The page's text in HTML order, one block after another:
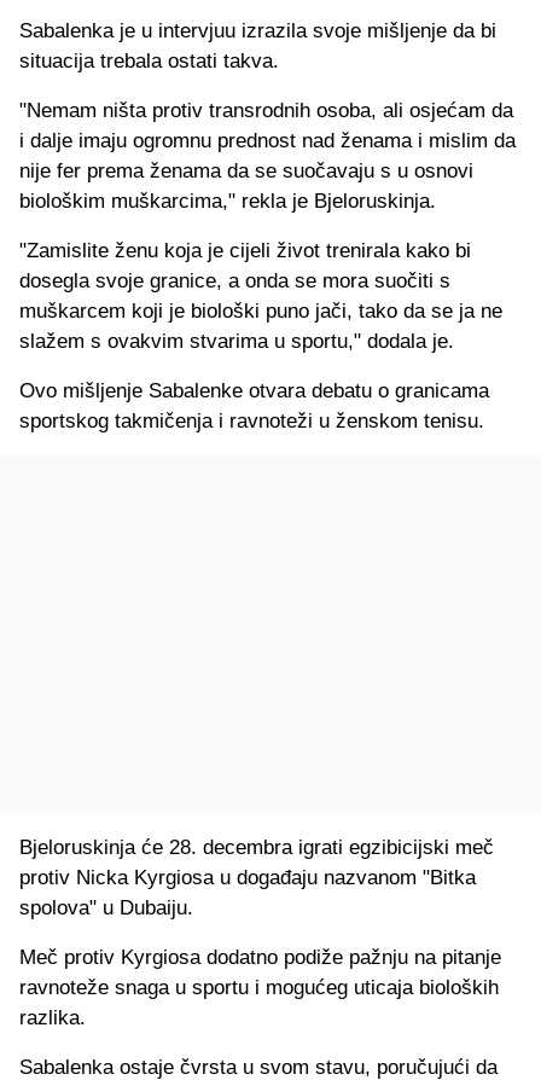
Sabalenka je u intervjuu izrazila svoje mišljenje da bi
situacija trebala ostati takva.
"Nemam ništa protiv transrodnih osoba, ali osjećam da
i dalje imaju ogromnu prednost nad ženama i mislim da
nije fer prema ženama da se suočavaju s u osnovi
biološkim muškarcima," rekla je Bjeloruskinja.
"Zamislite ženu koja je cijeli život trenirala kako bi
dosegla svoje granice, a onda se mora suočiti s
muškarcem koji je biološki puno jači, tako da se ja ne
slažem s ovakvim stvarima u sportu," dodala je.
Ovo mišljenje Sabalenke otvara debatu o granicama
sportskog takmičenja i ravnoteži u ženskom tenisu.
Bjeloruskinja će 28. decembra igrati egzibicijski meč
protiv Nicka Kyrgiosa u događaju nazvanom "Bitka
spolova" u Dubaiju.
Meč protiv Kyrgiosa dodatno podiže pažnju na pitanje
ravnoteže snaga u sportu i mogućeg uticaja bioloških
razlika.
Sabalenka ostaje čvrsta u svom stavu, poručujući da